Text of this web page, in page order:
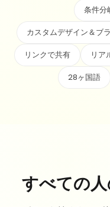
条件分
カスタムデザイン＆ブ
リンクで共有
リア
28ヶ国語
すべての